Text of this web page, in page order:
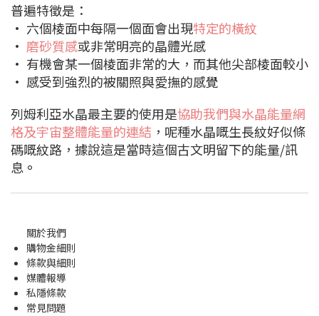
普遍特徵是：
• 六個棱面中每隔一個面會出現特定的橫紋
• 磨砂質感或非常明亮的晶體光感
• 有機會某一個棱面非常的大，而其他尖部棱面較小
• 感受到強烈的被關照與愛撫的感覺
列姆利亞水晶最主要的使用是協助我們與水晶能量網
格及宇宙整體能量的連結 ，呢種水晶嘅生長紋好似條
碼嘅紋路，據說這是當時這個古文明留下的能量/訊
息 。
關於我們
購物金細則
條款與細則
媒體報導
私隱條款
常見問題